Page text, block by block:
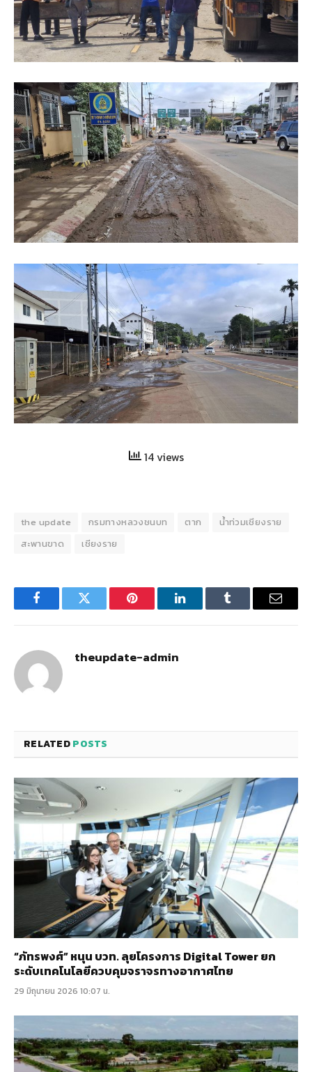
14 views
the update กรมทางหลวงชนบท ตาก
น้ำท่วมเชียงราย
สะพานขาด
เชียงราย
FacebookTwitter Pinterest LinkedInTumblr Email
theupdate-admin
RELATEDPOSTS
“ภัทรพงศ์” หนุน บวท. ลุยโครงการ Digital Tower ยก
ระดับเทคโนโลยีควบคุมจราจรทางอากาศไทย
29 มิถุนายน 2026 10:07 น.